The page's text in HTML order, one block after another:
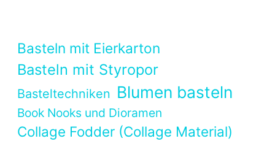
Basteln mit Eierkarton
Basteln mit Styropor
Basteltechniken Blumen basteln
Book Nooks und Dioramen
Collage Fodder (Collage Material)